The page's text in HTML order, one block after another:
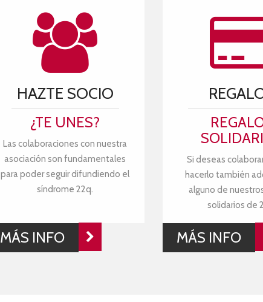
HAZTE SOCIO
¿TE UNES?
Las colaboraciones con nuestra
asociación son fundamentales
para poder seguir difundiendo el
síndrome 22q.
MÁS INFO
Si deseas
hacerlo también
alguno de
solidarios de
MÁS INFO